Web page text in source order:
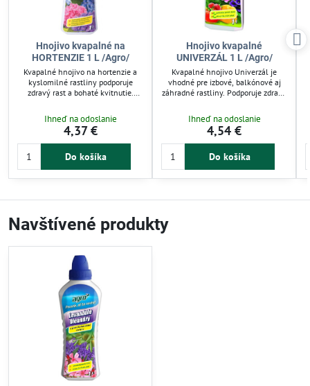
Hnojivo kvapalné na
HORTENZIE 1 L /Agro/
Kvapalné hnojivo na hortenzie a
kyslomilné rastliny podporuje
zdravý rast a bohaté kvitnutie.
pestovanie v záhrade či nádobách.
Použitie je jednoduché, aplikujte raz
za 14 dní od apríla do septembra
pre efektívnu starostlivosť.
Ihneď na odoslanie
4,37 €
Do košíka
Hnojivo kvapalné
UNIVERZÁL 1 L /Agro/
Kvapalné hnojivo Univerzál je
vhodné pre izbové, balkónové aj
záhradné rastliny. Podporuje zdravý
fosforu a draslíka (4-2-3).
Používajte pravidelne počas celého
roka pre optimálne výsledky.
Jednoduché dávkovanie uľahčuje
Ihneď na odoslanie
4,54 €
Do košíka
Navštívené produkty